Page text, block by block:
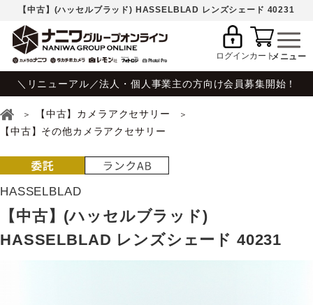
【中古】(ハッセルブラッド) HASSELBLAD レンズシェード 40231
ログインカート
＼リニューアル／法人・個人事業主の方向け会員募集開始！
【中古】カメラアクセサリー
【中古】その他カメラアクセサリー
HASSELBLAD
【中古】(ハッセルブラッド)
HASSELBLAD レンズシェード 40231